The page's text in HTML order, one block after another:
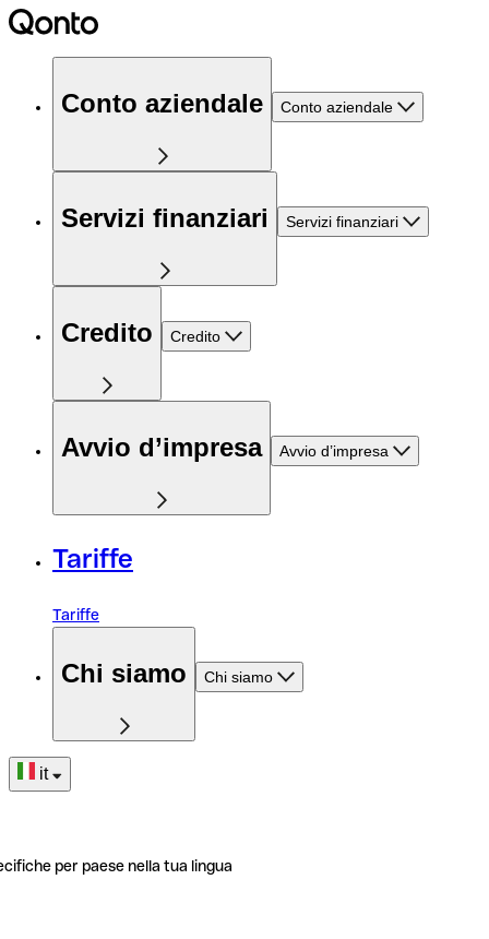
Conto aziendale Conto aziendale
Servizi finanziari Servizi finanziari
Credito Credito
Avvio d’impresa Avvio d’impresa
Tariffe
Tariffe
Chi siamo Chi siamo
it
per paese nella tua lingua